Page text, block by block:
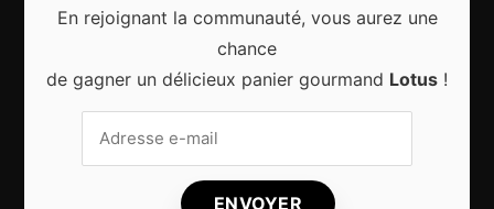
Sport d’hiver, cinq destinations incontournables
En rejoignant la communauté, vous aurez une
chance
de gagner un délicieux panier gourmand Lotus !